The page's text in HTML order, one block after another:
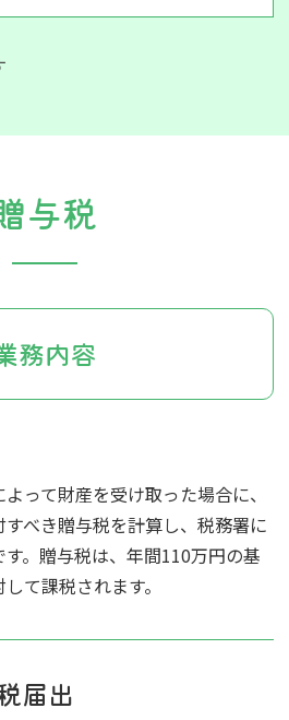
与税
務内容
って財産を受け取った場合に、
べき贈与税を計算し、税務署に
。贈与税は、年間110万円の基
て課税されます。
届出